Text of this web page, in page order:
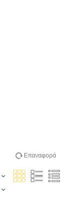
Επαναφορά